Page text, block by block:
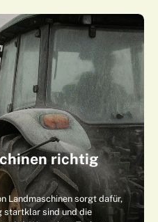
richtig
Landmaschinen sorgt dafür,
startklar sind und die